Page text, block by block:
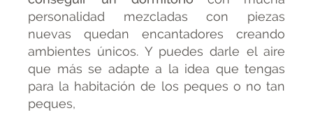
personalidad mezcladas con piezas
nuevas quedan encantadores creando
ambientes únicos. Y puedes darle el aire
que más se adapte a la idea que tengas
para la habitación de los peques o no tan
peques,